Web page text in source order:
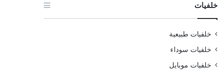
خلفيات
خلفيات طبيعية
خلفيات سوداء
خلفيات موبايل